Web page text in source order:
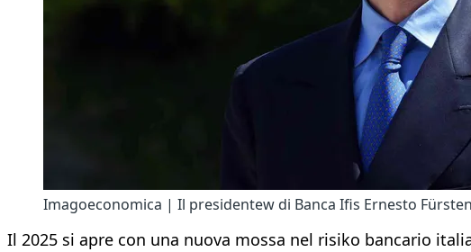
Imagoeconomica | Il presidentew di Banca Ifis Ernesto
Il 2025 si apre con una nuova mossa nel risiko bancario